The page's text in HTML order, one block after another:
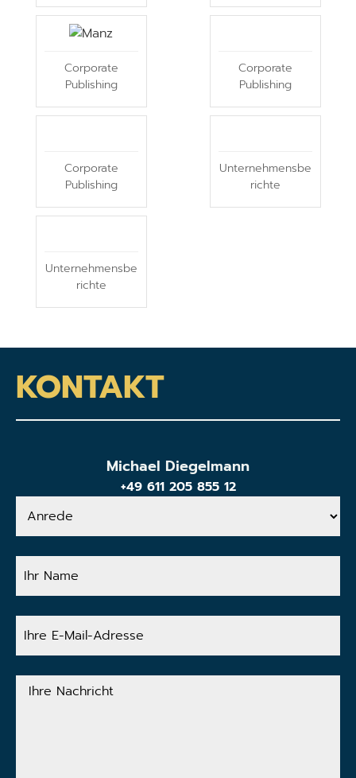
Corporate
Publishing
Corporate
Publishing
Corporate
Publishing
Unternehmensbe
richte
Unternehmensbe
richte
KONTAKT
Michael Diegelmann
+49 611 205 855 12
Anrede
Ihr
Name
Ihre
E-
Adresse
Ihre
Nachricht